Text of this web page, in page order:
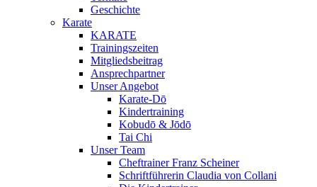
Geschichte
Karate
KARATE
Trainingszeiten
Mitgliedsbeitrag
Ansprechpartner
Unser Angebot
Karate-Dō
Kindertraining
Kobudō & Jōdō
Tai Chi
Unser Team
Cheftrainer Franz Scheiner
Schriftführerin Claudia von Collani